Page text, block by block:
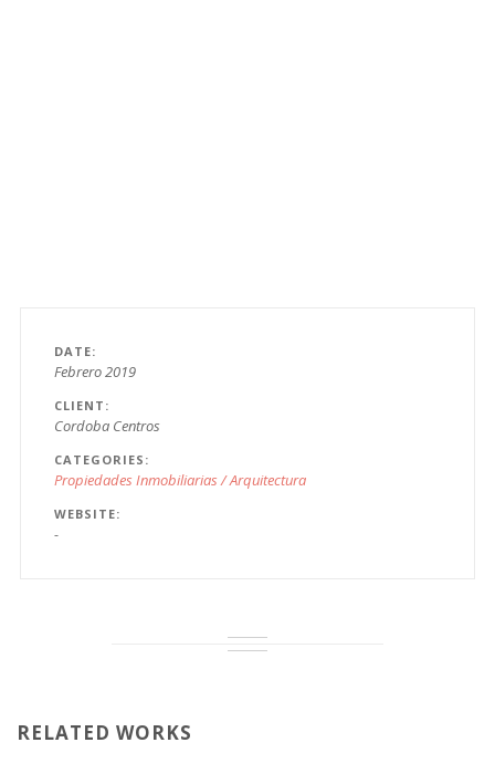
DATE
Febrero 2019
CLIENT
Cordoba Centros
CATEGORIES
Propiedades Inmobiliarias / Arquitectura
WEBSITE
-
RELATED WORKS